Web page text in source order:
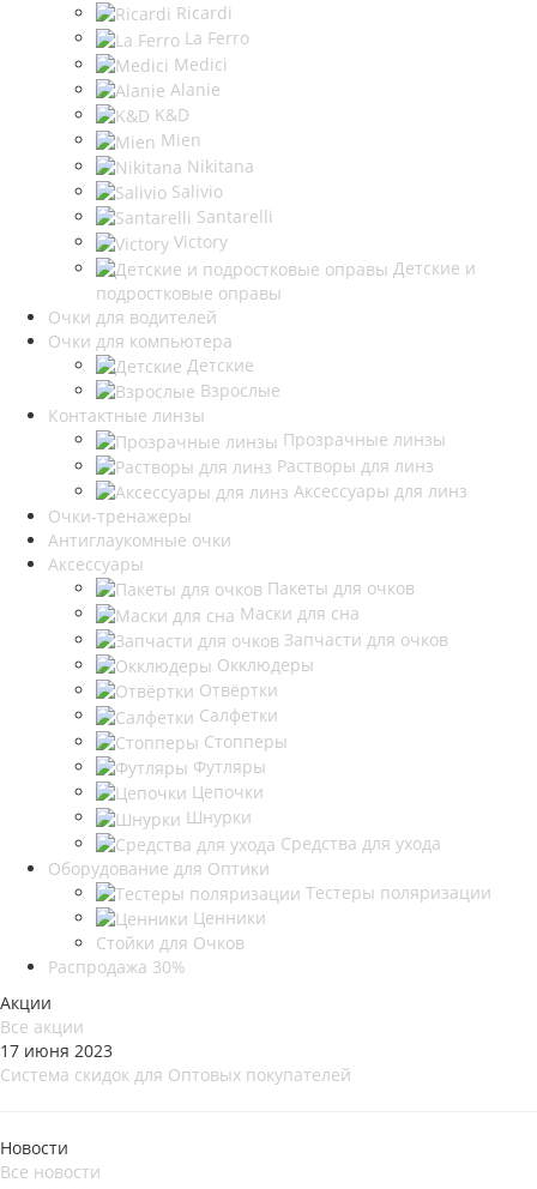
Ricardi
La Ferro
Medici
Alanie
K&D
Mien
Nikitana
Salivio
Santarelli
Victory
Детские и
подростковые оправы
Очки для водителей
Очки для компьютера
Детские
Взрослые
Контактные линзы
Прозрачные линзы
Растворы для линз
Аксессуары для линз
Очки-тренажеры
Антиглаукомные очки
Аксессуары
Пакеты для очков
Маски для сна
Запчасти для очков
Окклюдеры
Отвёртки
Салфетки
Стопперы
Футляры
Цепочки
Шнурки
Средства для ухода
Оборудование для Оптики
Тестеры поляризации
Ценники
Стойки для Очков
Распродажа 30%
Акции
Все акции
17 июня 2023
Система скидок для Оптовых покупателей
Новости
Все новости